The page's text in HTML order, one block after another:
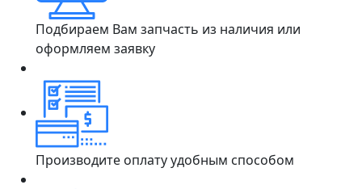
Подбираем Вам запчасть из наличия или
оформляем заявку
Производите оплату удобным способом